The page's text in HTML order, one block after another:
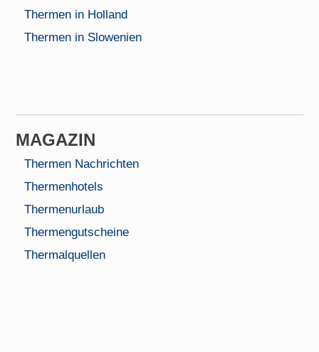
Thermen in Holland
Thermen in Slowenien
MAGAZIN
Thermen Nachrichten
Thermenhotels
Thermenurlaub
Thermengutscheine
Thermalquellen